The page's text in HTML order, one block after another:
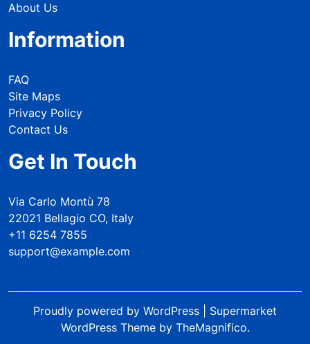
About Us
Information
FAQ
Site Maps
Privacy Policy
Contact Us
Get In Touch
Via Carlo Montù 78
22021 Bellagio CO, Italy
+11 6254 7855
support@example.com
Proudly powered by WordPress
Supermarket
WordPress Theme by TheMagnifico.